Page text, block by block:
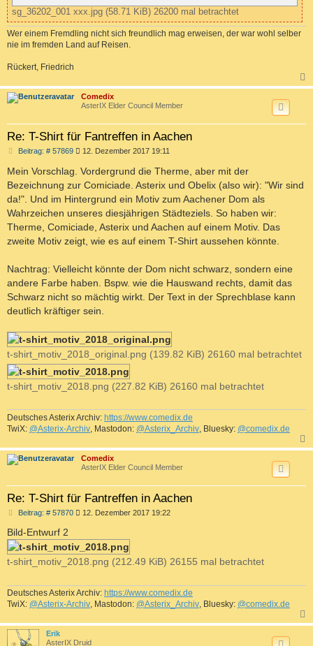
sg_36202_001 xxx.jpg (58.71 KiB) 26200 mal betrachtet
Wer einem Fremdling nicht sich freundlich mag erweisen, der war wohl selber
nie im fremden Land auf Reisen.
Rückert, Friedrich
a
Comedix
AsterIX Elder Council Member
Re: T-Shirt für Fantreffen in Aachen
Beitrag: # 57869B
i
t
r
a
g
12. Dezember 2017 19:11
Mein Vorschlag. Vordergrund die Therme, aber mit der
Bezeichnung zur Comiciade. Asterix und Obelix (also wir): "Wir sind
da!". Und im Hintergrund ein Motiv zum Aachener Dom als
Wahrzeichen unseres diesjährigen Städteziels. So haben wir:
Therme, Comiciade, Asterix und Aachen auf einem Motiv. Das
zweite Motiv zeigt, wie es auf einem T-Shirt aussehen könnte.
Nachtrag: Vielleicht könnte der Dom nicht schwarz, sondern eine
andere Farbe haben. Bspw. wie die Hauswand rechts, damit das
Schwarz nicht so mächtig wirkt. Der Text in der Sprechblase kann
deutlich kräftiger sein.
t-shirt_motiv_2018_original.png (139.82 KiB) 26160 mal betrachtet
t-shirt_motiv_2018.png (227.82 KiB) 26160 mal betrachtet
Deutsches Asterix Archiv: https://www.comedix.de
TwiX: @Asterix-Archiv , Mastodon: @Asterix_Archiv , Bluesky: @comedix.de
a
Comedix
AsterIX Elder Council Member
Re: T-Shirt für Fantreffen in Aachen
Beitrag: # 57870B
t
r
a
g
12. Dezember 2017 19:22
Bild-Entwurf 2
t-shirt_motiv_2018.png (212.49 KiB) 26155 mal betrachtet
Deutsches Asterix Archiv: https://www.comedix.de
TwiX: @Asterix-Archiv, Mastodon: @Asterix_Archiv, Bluesky: @comedix.de
a
Erik
AsterIX Druid